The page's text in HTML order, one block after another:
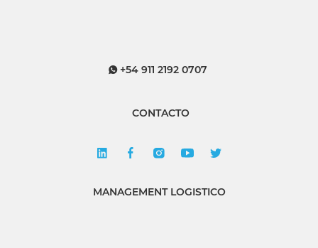
+54 911 2192 0707
CONTACTO
MANAGEMENT LOGISTICO